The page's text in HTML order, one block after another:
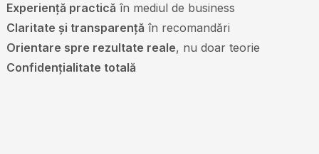
Experiență practică în mediul de business
Claritate și transparență în recomandări
Orientare spre rezultate reale, nu doar teorie
Confidențialitate totală